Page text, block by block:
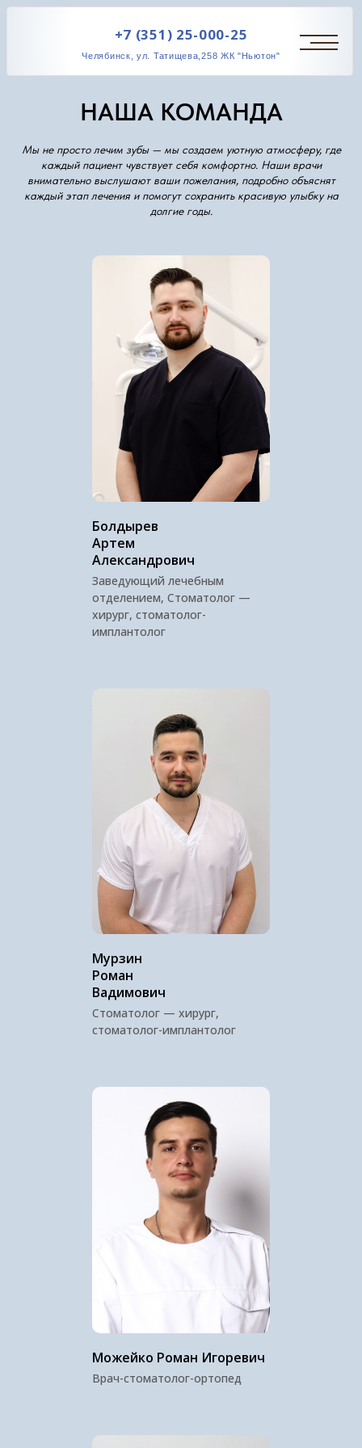
ЦЕНТР
ЗУБОВ
Челябинск, ул. Татищева,258 ЖК "Ньютон"
НАША КОМАНДА
Мы не просто лечим зубы — мы создаем уютную атмосферу, где
каждый пациент чувствует себя комфортно. Наши врачи
внимательно выслушают ваши пожелания, подробно объяснят
каждый этап лечения и помогут сохранить красивую улыбку на
долгие годы.
Болдырев
Артем
Александрович
Заведующий лечебным
отделением, Стоматолог —
хирург, стоматолог-
имплантолог
Мурзин
Роман
Вадимович
Стоматолог — хирург,
стоматолог-имплантолог
Можейко Роман Игоревич
Врач-стоматолог-ортопед